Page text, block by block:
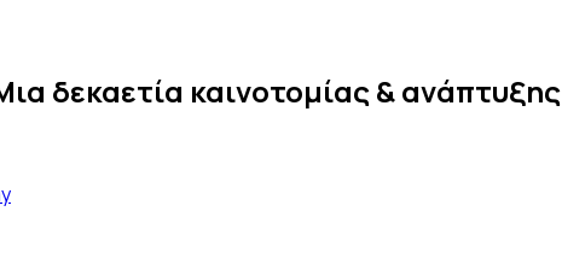
δεκαετία καινοτομίας & ανάπτυξης